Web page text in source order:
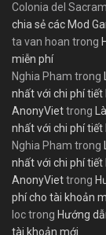
Colonia del
chia sẻ các Mod
ta van hoan trong
miễn phí
Nghia Pham trong
nhất với chi phí tiết
AnonyViettrong
nhất với chi phí tiết
Nghia Pham trong
nhất với chi phí tiết
AnonyViettrong
phí cho tài khoản
loctrong Hướng
tài khoản mới